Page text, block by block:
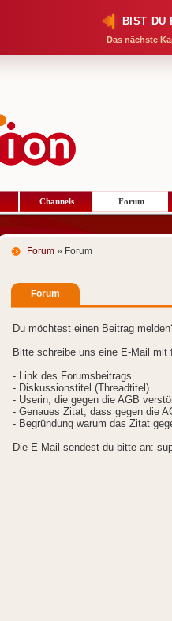
BIST DU
Das nächste
Channels Forum
Forum » Forum
Forum
Du möchtest einen Beitrag
Bitte schreibe uns eine E-Mail mit
- Link des Forumsbeitrags
- Diskussionstitel (Threadtitel)
- Userin, die gegen die AGB
- Genaues Zitat, dass gegen die
- Begründung warum das Zitat
Die E-Mail sendest du bitte an: